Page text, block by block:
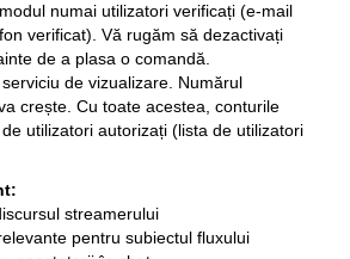
numai utilizatori verificați (e-mail
verificat). Vă rugăm să dezactivați
de a plasa o comandă.
de vizualizare. Numărul
crește. Cu toate acestea, conturile
utilizatori autorizați (lista de utilizatori
streamerului
pentru subiectul fluxului